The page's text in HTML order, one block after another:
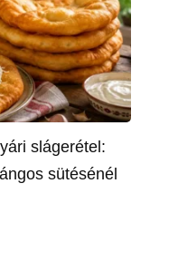
slágerétel:
sütésénél